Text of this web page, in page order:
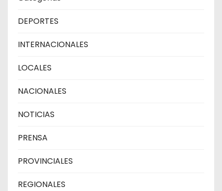
DEPORTES
INTERNACIONALES
LOCALES
NACIONALES
NOTICIAS
PRENSA
PROVINCIALES
REGIONALES